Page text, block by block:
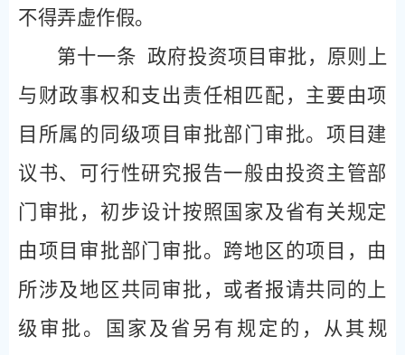
不得弄虚作假。
第十一条 政府投资项目审批，原则上
与财政事权和支出责任相匹配，主要由项
目所属的同级项目审批部门审批。项目建
议书、可行性研究报告一般由投资主管部
门审批，初步设计按照国家及省有关规定
由项目审批部门审批。跨地区的项目，由
所涉及地区共同审批，或者报请共同的上
级审批。国家及省另有规定的，从其规